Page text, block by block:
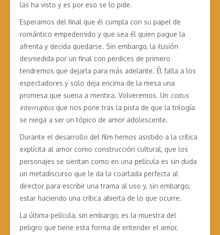
las ha visto y es por eso se lo pide.
Esperamos del final que él cumpla con su papel de
romántico empedernido y que sea él quien pague la
afrenta y decida quedarse. Sin embargo, la ilusión
desmedida por un final con perdices de primero
tendremos que dejarla para más adelante. Él falla a los
espectadores y solo deja encima de la mesa una
promesa que suena a mentira. Volveremos. Un coitus
interruptus que nos pone tras la pista de que la trilogía
se niega a ser un tópico de amor adolescente.
Durante el desarrollo del film hemos asistido a la crítica
explícita al amor como construcción cultural, que los
personajes se sientan como en una película es sin duda
un metadiscurso que le da la coartada perfecta al
director para escribir una trama al uso y, sin embargo,
estar haciendo una crítica abierta de lo que ocurre.
La última película, sin embargo, es la muestra del
peligro que tiene esta forma de entender el amor,